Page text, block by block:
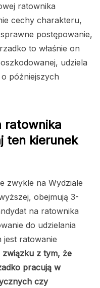
ratownika
cechy charakteru,
postępowanie,
to właśnie on
udziela
późniejszych
ratownika
ten kierunek
zwykle na Wydziale
obejmują 3-
na ratownika
do udzielania
jest ratowanie
związku z tym, że
pracują w
czy